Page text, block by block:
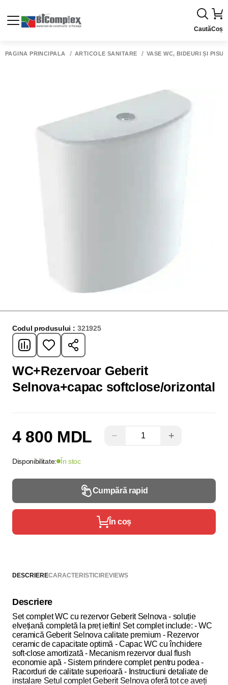
CautăCoș
PAGINA PRINCIPALĂ ARTICOLE SANITARE VASE WC, BIDEURI ȘI
Codul produsului : 321925
WC+Rezervoar Geberit
Selnova+capac softclose/orizontal
4 800 MDL − +
Disponibilitate: În stoc
Cumpără rapid
În coș
DESCRIERECARACTERISTICIREVIEWS
Descriere
Set complet WC cu rezervor Geberit Selnova - soluție
elvețiană completă la preț ieftin! Set complet include: - WC
ceramică Geberit Selnova calitate premium - Rezervor
ceramic de capacitate optimă - Capac WC cu închidere
soft-close amortizată - Mecanism rezervor dual flush
economie apă - Sistem prindere complet pentru podea -
Racorduri de calitate superioară - Instructiuni detaliate de
instalare Setul complet Geberit Selnova oferă tot ce aveți